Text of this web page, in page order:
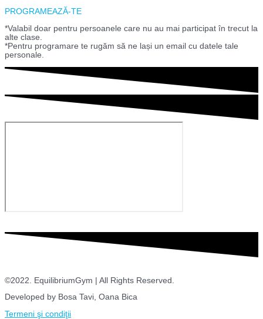
PROGRAMEAZĂ-TE
*Valabil doar pentru persoanele care nu au mai participat în trecut la
alte clase.
*Pentru programare te rugăm să ne lași un email cu datele tale
personale.
©2022. EquilibriumGym | All Rights Reserved.
Developed by Bosa Tavi, Oana Bica
Termeni şi condiţii